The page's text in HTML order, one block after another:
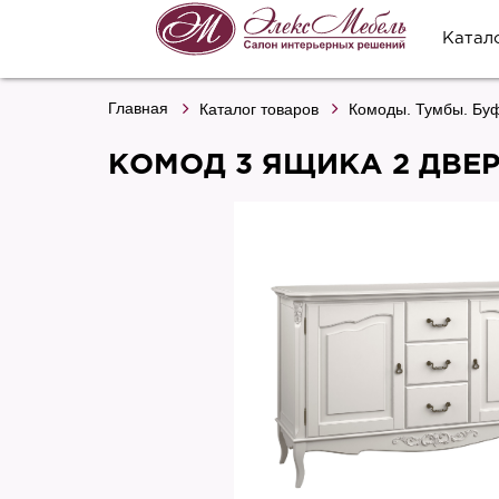
Главная Каталог товаров Комоды. Тумбы.
КОМОД 3 ЯЩИКА 2